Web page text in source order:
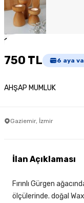
1
750 TL 6 aya
AHŞAP MUMLUK
Gaziemir, İzmir
İlan Açıklaması
Fırınlı Gürgen
ölçülerinde. doğal